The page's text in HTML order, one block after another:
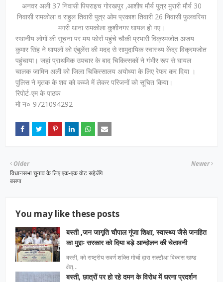
अनवर अली 37 निवासी पिपराइच गोरखपुर ,आशीष मौर्य पुत्र मुरारी मौर्य 30
निवासी रामकोला व राहुल तिवारी पुत्र ओम प्रकाश तिवारी 26 निवासी फुलवरिया
मगरी थाना रामकोला कुशीनगर घायल हो गए।
स्थानीय लोगों की सूचना पर मय फोर्स पहुंचे चौकी प्रभारी विक्रमजोत अजय
कुमार सिंह ने घायलों को एंबुलेंस की मदद से सामुदायिक स्वास्थ्य केंद्र विक्रमजोत
पहुंचाया। जहां प्राथमिक उपचार के बाद चिकित्सकों ने गंभीर रूप से घायल
चालक जामिन अली को जिला चिकित्सालय अयोध्या के लिए रेफर कर दिया ।
पुलिस ने मृतक के शव को कब्जे में लेकर परिजनों को सूचित किया।
रिपोर्ट-एम के पाठक
मो न०-9721094292
Newer
Older
विधानसभा चुनाव के लिए एक-एक वोट सहेजेंगे
बसपा
You may like these posts
बस्ती ,जन जागृति चौपाल गूंजा शिक्षा, स्वास्थ्य जैसे जनहित
का मुद्दाः सरकार को दिया बड़े आन्दोलन की चेतावनी
बस्ती, को राष्ट्रीय सवर्ण शक्ति मोर्चा द्वारा सल्टौआ विकास खण्ड
क्षेत्…
बस्ती, छात्रों पर हो रहे दमन के विरोध में धरना प्रदर्शन